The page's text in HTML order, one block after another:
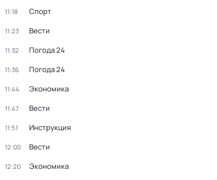
11:18 Спорт
11:23 Вести
11:32 Погода 24
11:36 Погода 24
11:44 Экономика
11:47 Вести
11:51 Инструкция
12:00 Вести
12:20 Экономика